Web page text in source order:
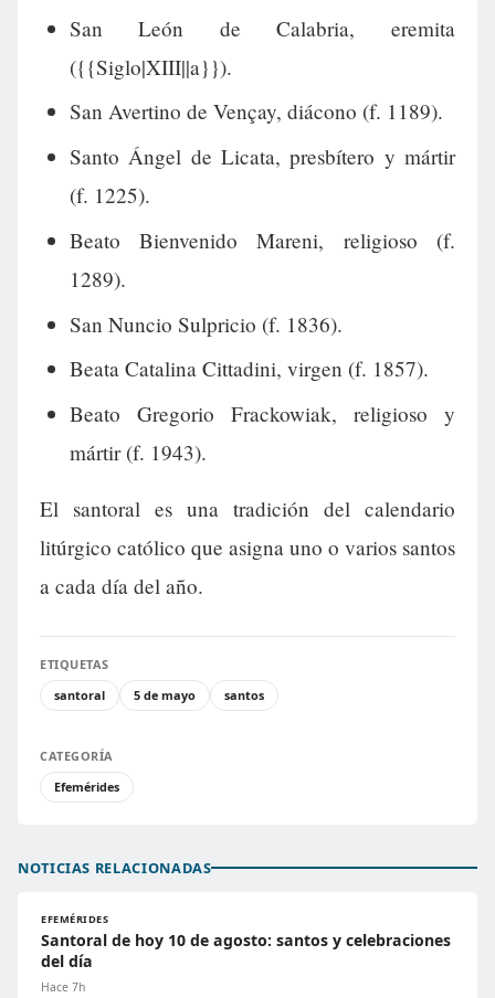
San León de Calabria, eremita
({{Siglo|XIII||a}}).
San Avertino de Vençay, diácono (f. 1189).
Santo Ángel de Licata, presbítero y mártir
(f. 1225).
Beato Bienvenido Mareni, religioso (f.
1289).
San Nuncio Sulpricio (f. 1836).
Beata Catalina Cittadini, virgen (f. 1857).
Beato Gregorio Frackowiak, religioso y
mártir (f. 1943).
El santoral es una tradición del calendario
litúrgico católico que asigna uno o varios santos
a cada día del año.
ETIQUETAS
santoral
5 de mayo santos
CATEGORÍA
Efemérides
NOTICIAS RELACIONADAS
EFEMÉRIDES
Santoral de hoy 10 de agosto: santos y celebraciones
del día
Hace 7h